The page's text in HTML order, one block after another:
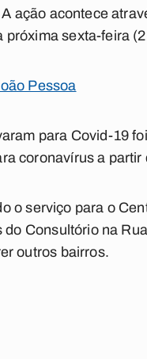
ação acontece
próxima sexta-feira
Pessoa
para Covid-19
coronavírus a partir
o serviço para o
Consultório na
outros bairros.